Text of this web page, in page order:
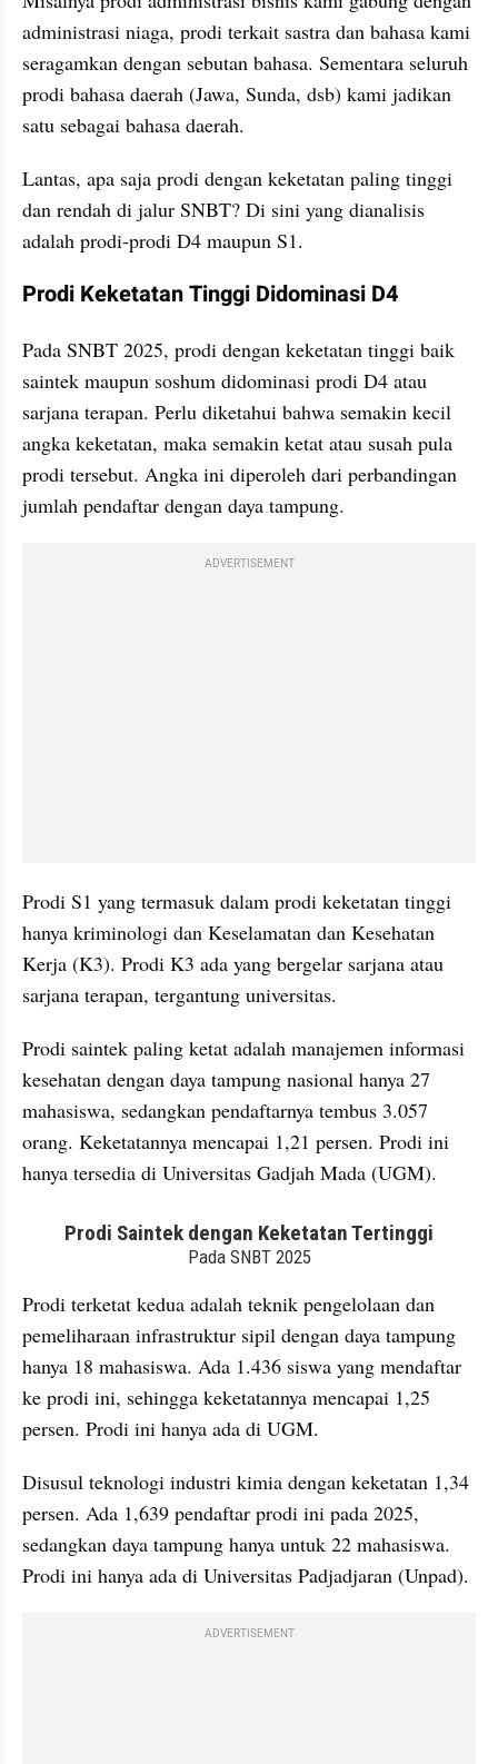
administrasi niaga, prodi terkait sastra dan bahasa kami
seragamkan dengan sebutan bahasa. Sementara seluruh
prodi bahasa daerah (Jawa, Sunda, dsb) kami jadikan
satu sebagai bahasa daerah.
Lantas, apa saja prodi dengan keketatan paling tinggi
dan rendah di jalur SNBT? Di sini yang dianalisis
adalah prodi-prodi D4 maupun S1.
Prodi Keketatan Tinggi Didominasi D4
Pada SNBT 2025, prodi dengan keketatan tinggi baik
saintek maupun soshum didominasi prodi D4 atau
sarjana terapan. Perlu diketahui bahwa semakin kecil
angka keketatan, maka semakin ketat atau susah pula
prodi tersebut. Angka ini diperoleh dari perbandingan
jumlah pendaftar dengan daya tampung.
ADVERTISEMENT
Prodi S1 yang termasuk dalam prodi keketatan tinggi
hanya kriminologi dan Keselamatan dan Kesehatan
Kerja (K3). Prodi K3 ada yang bergelar sarjana atau
sarjana terapan, tergantung universitas.
Prodi saintek paling ketat adalah manajemen informasi
kesehatan dengan daya tampung nasional hanya 27
mahasiswa, sedangkan pendaftarnya tembus 3.057
orang. Keketatannya mencapai 1,21 persen. Prodi ini
hanya tersedia di Universitas Gadjah Mada (UGM).
embed from external kumparan
Prodi terketat kedua adalah teknik pengelolaan dan
pemeliharaan infrastruktur sipil dengan daya tampung
hanya 18 mahasiswa. Ada 1.436 siswa yang mendaftar
ke prodi ini, sehingga keketatannya mencapai 1,25
persen. Prodi ini hanya ada di UGM.
Disusul teknologi industri kimia dengan keketatan 1,34
persen. Ada 1,639 pendaftar prodi ini pada 2025,
sedangkan daya tampung hanya untuk 22 mahasiswa.
Prodi ini hanya ada di Universitas Padjadjaran (Unpad).
ADVERTISEMENT